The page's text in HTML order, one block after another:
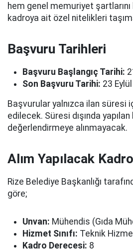
hem genel memuriyet
kadroya ait özel nitelikleri
Başvuru Tarihleri
Başvuru Başlangıç Tarihi:
Son Başvuru Tarihi: 23
Başvurular yalnızca ilan süresi
edilecek. Süresi dışında
değerlendirmeye alınmayacak.
Alım Yapılacak Kadro
Rize Belediye Başkanlığı
göre;
Unvan: Mühendis (Gıda
Hizmet Sınıfı: Teknik
Kadro Derecesi: 8